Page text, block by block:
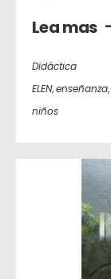
Lea mas
Didáctica
ELEN,enseñanza,
niños